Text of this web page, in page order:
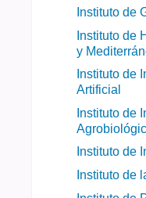
Instituto de
Instituto de
y
Instituto de
Artificial
Instituto de
Instituto de
Instituto de